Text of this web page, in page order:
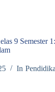
9 Semester
In